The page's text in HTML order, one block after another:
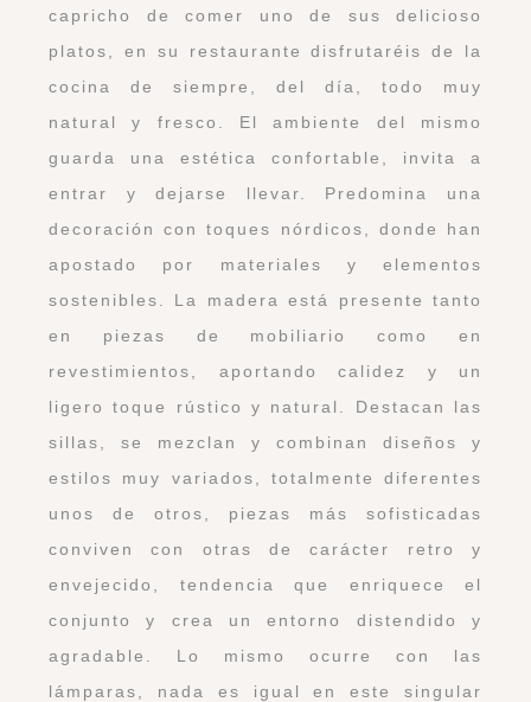
capricho de comer uno de sus delicioso
platos, en su restaurante disfrutaréis de la
cocina de siempre, del día, todo muy
natural y fresco. El ambiente del mismo
guarda una estética confortable, invita a
entrar y dejarse llevar. Predomina una
decoración con toques nórdicos, donde han
apostado por materiales y elementos
sostenibles. La madera está presente tanto
en piezas de mobiliario como en
revestimientos, aportando calidez y un
ligero toque rústico y natural. Destacan las
sillas, se mezclan y combinan diseños y
estilos muy variados, totalmente diferentes
unos de otros, piezas más sofisticadas
conviven con otras de carácter retro y
envejecido, tendencia que enriquece el
conjunto y crea un entorno distendido y
agradable. Lo mismo ocurre con las
lámparas, nada es igual en este singular